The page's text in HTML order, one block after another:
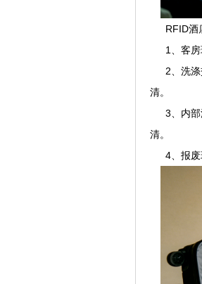
RFID酒
1、客房
2、洗涤
清。
3、内部
清。
4、报废